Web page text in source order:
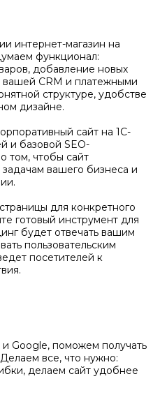
интернет-магазин на
функционал:
добавление новых
вашей CRM и платежными
структуре, удобстве
дизайне.
сайт на 1С-
и базовой SEO-
том, чтобы сайт
вашего бизнеса и
для конкретного
готовый инструмент для
будет отвечать вашим
пользовательским
посетителей к
Google, поможем получать
все, что нужно:
делаем сайт удобнее